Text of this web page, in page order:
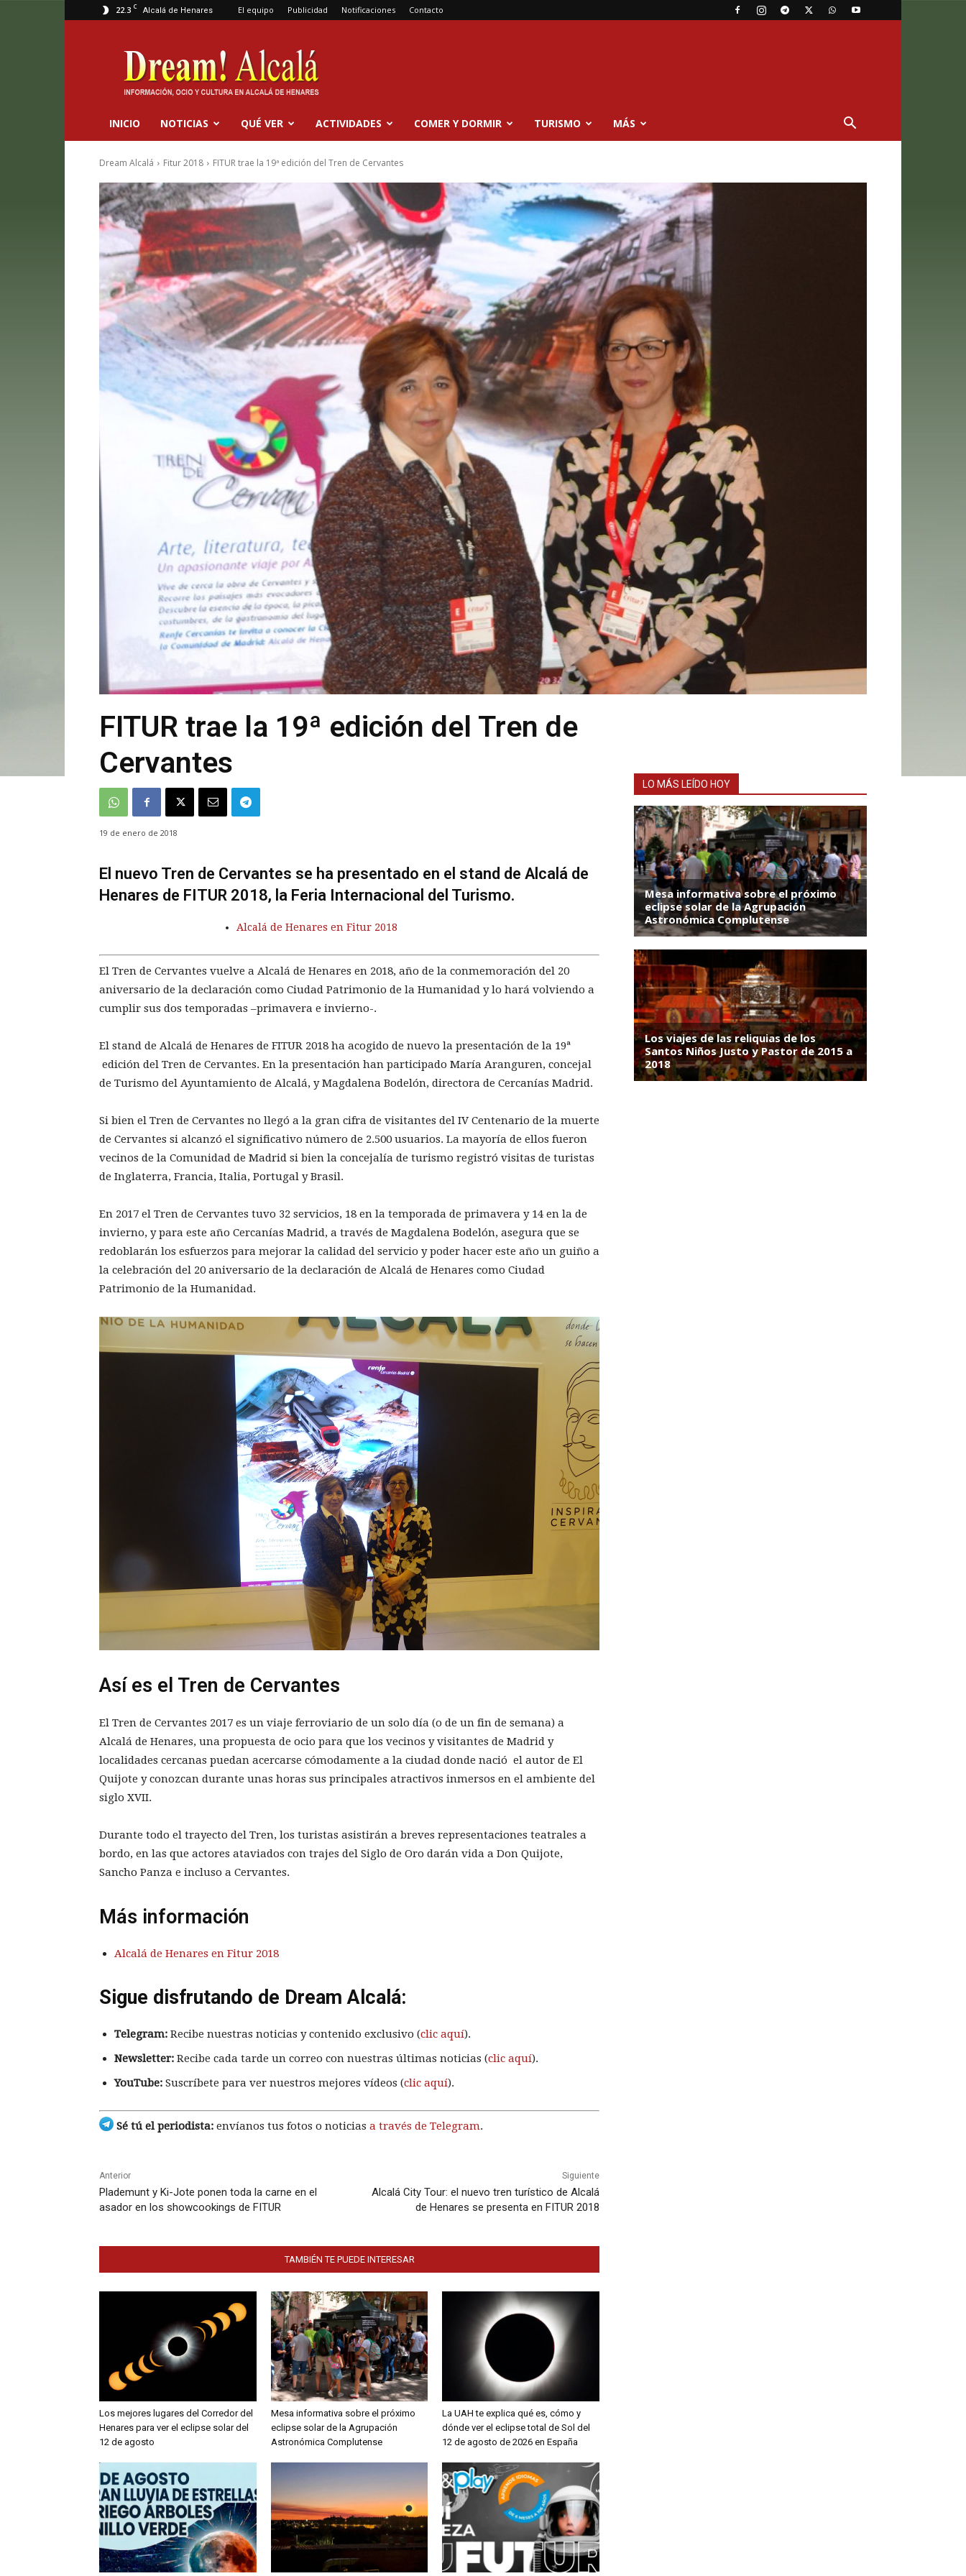
22.3 C Alcalá de Henares El equipo Publicidad Notificaciones Contacto
Dream
Alcalá
INICIO NOTICIAS QUÉ VER ACTIVIDADES COMER Y DORMIR TURISMO MÁS
Dream Alcalá Fitur 2018 FITUR trae la 19ª edición del Tren de Cervantes
FITUR trae la 19ª edición del Tren de
Cervantes
19 de enero de 2018
El nuevo Tren de Cervantes se ha presentado en el stand de Alcalá de
Henares de FITUR 2018, la Feria Internacional del Turismo.
Alcalá de Henares en Fitur 2018
El Tren de Cervantes vuelve a Alcalá de Henares en 2018, año de la conmemoración del 20
aniversario de la declaración como Ciudad Patrimonio de la Humanidad y lo hará volviendo a
cumplir sus dos temporadas –primavera e invierno-.
El stand de Alcalá de Henares de FITUR 2018 ha acogido de nuevo la presentación de la 19ª
edición del Tren de Cervantes. En la presentación han participado María Aranguren, concejal
de Turismo del Ayuntamiento de Alcalá, y Magdalena Bodelón, directora de Cercanías Madrid.
Si bien el Tren de Cervantes no llegó a la gran cifra de visitantes del IV Centenario de la muerte
de Cervantes si alcanzó el significativo número de 2.500 usuarios. La mayoría de ellos fueron
vecinos de la Comunidad de Madrid si bien la concejalía de turismo registró visitas de turistas
de Inglaterra, Francia, Italia, Portugal y Brasil.
En 2017 el Tren de Cervantes tuvo 32 servicios, 18 en la temporada de primavera y 14 en la de
invierno, y para este año Cercanías Madrid, a través de Magdalena Bodelón, asegura que se
redoblarán los esfuerzos para mejorar la calidad del servicio y poder hacer este año un guiño a
la celebración del 20 aniversario de la declaración de Alcalá de Henares como Ciudad
Patrimonio de la Humanidad.
Así es el Tren de Cervantes
El Tren de Cervantes 2017 es un viaje ferroviario de un solo día (o de un fin de semana) a
Alcalá de Henares, una propuesta de ocio para que los vecinos y visitantes de Madrid y
localidades cercanas puedan acercarse cómodamente a la ciudad donde nació el autor de El
Quijote y conozcan durante unas horas sus principales atractivos inmersos en el ambiente del
siglo XVII.
Durante todo el trayecto del Tren, los turistas asistirán a breves representaciones teatrales a
bordo, en las que actores ataviados con trajes del Siglo de Oro darán vida a Don Quijote,
Sancho Panza e incluso a Cervantes.
Más información
Alcalá de Henares en Fitur 2018
Sigue disfrutando de Dream Alcalá:
Telegram: Recibe nuestras noticias y contenido exclusivo (clic aquí).
Newsletter: Recibe cada tarde un correo con nuestras últimas noticias (clic aquí).
YouTube: Suscríbete para ver nuestros mejores vídeos (clic aquí).
Sé tú el periodista: envíanos tus fotos o noticias a través de Telegram.
Anterior
Plademunt y Ki-Jote ponen toda la carne en el
asador en los showcookings de FITUR
Siguiente
Alcalá City Tour: el nuevo tren turístico de Alcalá
de Henares se presenta en FITUR 2018
TAMBIÉN TE PUEDE INTERESAR
Los mejores lugares del Corredor del
Henares para ver el eclipse solar del
12 de agosto
Mesa informativa sobre el próximo
eclipse solar de la Agrupación
Astronómica Complutense
La UAH te explica qué es, cómo y
dónde ver el eclipse total de Sol del
12 de agosto de 2026 en España
LO MÁS LEÍDO HOY